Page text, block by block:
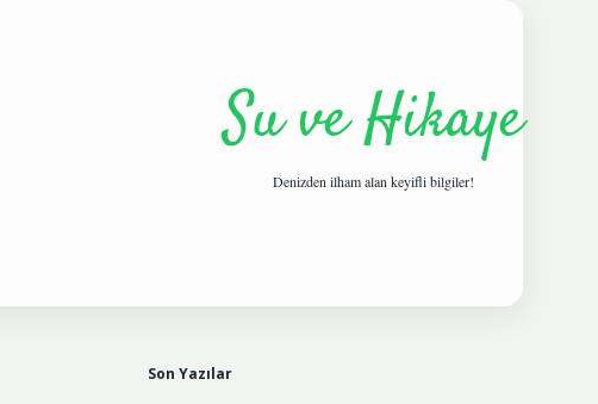
Su ve Hikaye
Denizden ilham alan keyifli bilgiler!
Son Yazılar